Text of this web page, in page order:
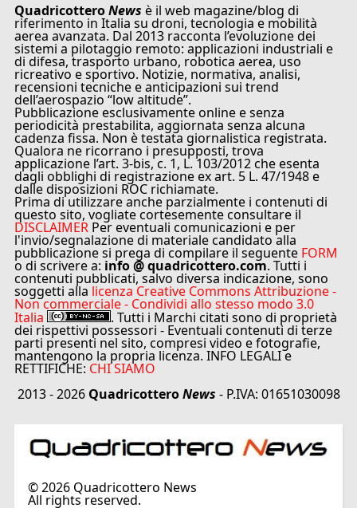
QuadricotteroNews è il web magazine/blog di
riferimento in Italia su droni, tecnologia e mobilità
aerea avanzata. Dal 2013 racconta l’evoluzione dei
sistemi a pilotaggio remoto: applicazioni industriali e
di difesa, trasporto urbano, robotica aerea, uso
ricreativo e sportivo. Notizie, normativa, analisi,
recensioni tecniche e anticipazioni sui trend
dell’aerospazio “low altitude”.
Pubblicazione esclusivamente online e senza
periodicità prestabilita, aggiornata senza alcuna
cadenza fissa. Non è testata giornalistica registrata.
Qualora ne ricorrano i presupposti, trova
applicazione l’art. 3-bis, c. 1, L. 103/2012 che esenta
dagli obblighi di registrazione ex art. 5 L. 47/1948 e
dalle disposizioni ROC richiamate.
Prima di utilizzare anche parzialmente i contenuti di
questo sito, vogliate cortesemente consultare il
DISCLAIMER Per eventuali comunicazioni e per
l'invio/segnalazione di materiale candidato alla
pubblicazione si prega di compilare il seguente FORM
o di scrivere a: info @ quadricottero.com. Tutti i
contenuti pubblicati, salvo diversa indicazione, sono
soggetti alla licenza Creative Commons Attribuzione -
Non commerciale - Condividi allo stesso modo 3.0
Italia . Tutti i Marchi citati sono di proprietà
dei rispettivi possessori - Eventuali contenuti di terze
parti presenti nel sito, compresi video e fotografie,
mantengono la propria licenza. INFO LEGALI e
RETTIFICHE: CHI SIAMO
2013 - 2026 QuadricotteroNews - P.IVA: 01651030098
©2026Quadricottero News
All rights reserved.